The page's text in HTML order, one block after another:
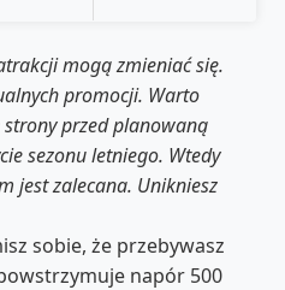
mogą zmieniać się.
promocji. Warto
przed planowaną
sezonu letniego. Wtedy
jest zalecana. Unikniesz
sobie, że przebywasz
napór 500